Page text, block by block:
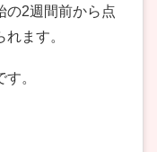
の2週間前から点
ます。
。